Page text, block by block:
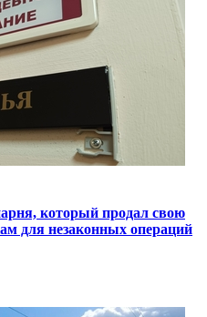
который продал свою
для незаконных операций